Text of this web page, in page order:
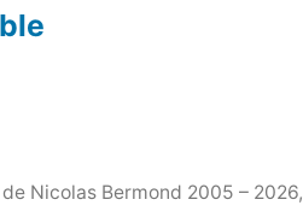
Nicolas Bermond 2005 – 2026,